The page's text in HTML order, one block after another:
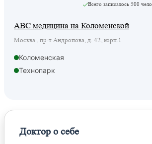
Всего записалось 500
ABC медицина на Коломенской
Москва , пр-т Андропова, д. 42, корп.1
Коломенская
Технопарк
Доктор о себе